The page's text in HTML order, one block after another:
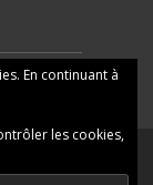
En continuant à
les cookies,